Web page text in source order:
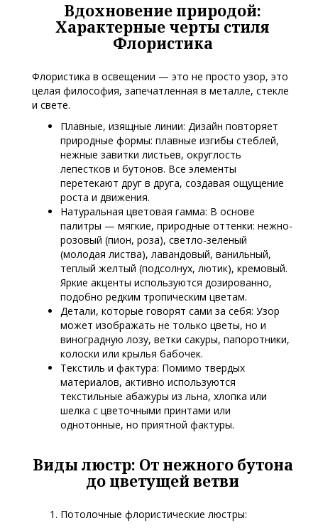
Вдохновение природой:
Характерные черты стиля
Флористика
Флористика в освещении — это не просто узор, это
целая философия, запечатленная в металле, стекле
и свете.
Плавные, изящные линии: Дизайн повторяет
природные формы: плавные изгибы стеблей,
нежные завитки листьев, округлость
лепестков и бутонов. Все элементы
перетекают друг в друга, создавая ощущение
роста и движения.
Натуральная цветовая гамма: В основе
палитры — мягкие, природные оттенки: нежно-
розовый (пион, роза), светло-зеленый
(молодая листва), лавандовый, ванильный,
теплый желтый (подсолнух, лютик), кремовый.
Яркие акценты используются дозированно,
подобно редким тропическим цветам.
Детали, которые говорят сами за себя: Узор
может изображать не только цветы, но и
виноградную лозу, ветки сакуры, папоротники,
колоски или крылья бабочек.
Текстиль и фактура: Помимо твердых
материалов, активно используются
текстильные абажуры из льна, хлопка или
шелка с цветочными принтами или
однотонные, но приятной фактуры.
Виды люстр: От нежного бутона
до цветущей ветви
Потолочные флористические люстры: